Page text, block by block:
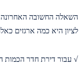
השאלה החשובה האחרונה
לציון היא כמה ארגזים
√ עבור דירת חדר הכמות היא כ-20